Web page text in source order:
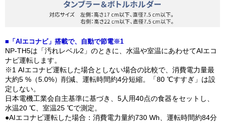
■「AIエコナビ」搭載で、自動で節電※1
NP-TH5は「汚れレベル2」のときに、水温や室温にあわせてAIエコ
ナビ運転します。​
※1 AIエコナビ運転した場合としない場合の比較で、消費電力量最
大約5 %（5.0%）削減、運転時間約4分短縮。「80 ℃すすぎ」は設
定しない。
日本電機工業会自主基準に基づき、5人用40点の食器をセットし、
水温20 ℃、室温25 ℃で測定。
●AIエコナビ運転した場合：消費電力量約730 Wh、運転時間約84分